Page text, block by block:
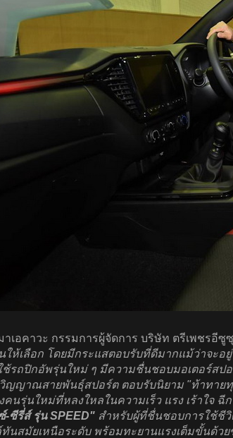
เอคาวะ กรรมการผู้จัดการ บริษัท ตรีเพชรอีซูซุ
ห้เลือก โดยมีกระแสตอบรับที่ดีมากแม้ว่าจะอ
ช้รถปิกอัพรุ่นใหม่ ๆ มีความชื่นชอบมอเตอร์สป
ญญาณสายพันธุ์สปอร์ต ตอบรับนิยาม "ท้าทาย
นรุ่นใหม่ที่หลงใหลในความเร็ว แรง เร้าใจ ฉี
-ซีรี่ส์ รุ่น SPEED" สำหรับผู้ที่ชื่นชอบการใช้ชี
นสมัยเหนือระดับ พร้อมทะยานแรงเต็มขั้นด้ว